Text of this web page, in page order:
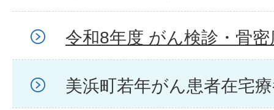
令和8年度 がん検診・骨密
美浜町若年がん患者在宅